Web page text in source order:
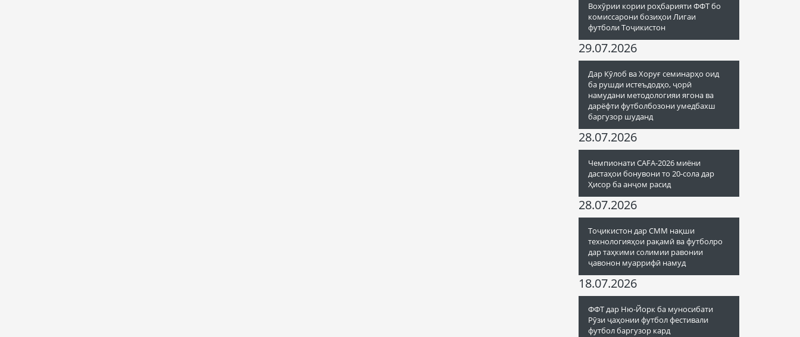
Вохӯрии кории роҳбарияти ФФТ бо
комиссарони бозиҳои Лигаи
футболи Тоҷикистон
29.07.2026
Дар Кӯлоб ва Хоруғ семинарҳо оид
ба рушди истеъдодҳо, ҷорӣ
намудани методологияи ягона ва
дарёфти футболбозони умедбахш
баргузор шуданд
28.07.2026
Чемпионати CAFA-2026 миёни
дастаҳои бонувони то 20-сола дар
Ҳисор ба анҷом расид
28.07.2026
Тоҷикистон дар СММ нақши
технологияҳои рақамӣ ва футболро
дар таҳкими солимии равонии
ҷавонон муаррифӣ намуд
18.07.2026
ФФТ дар Ню-Йорк ба муносибати
Рӯзи ҷаҳонии футбол фестивали
футбол баргузор кард